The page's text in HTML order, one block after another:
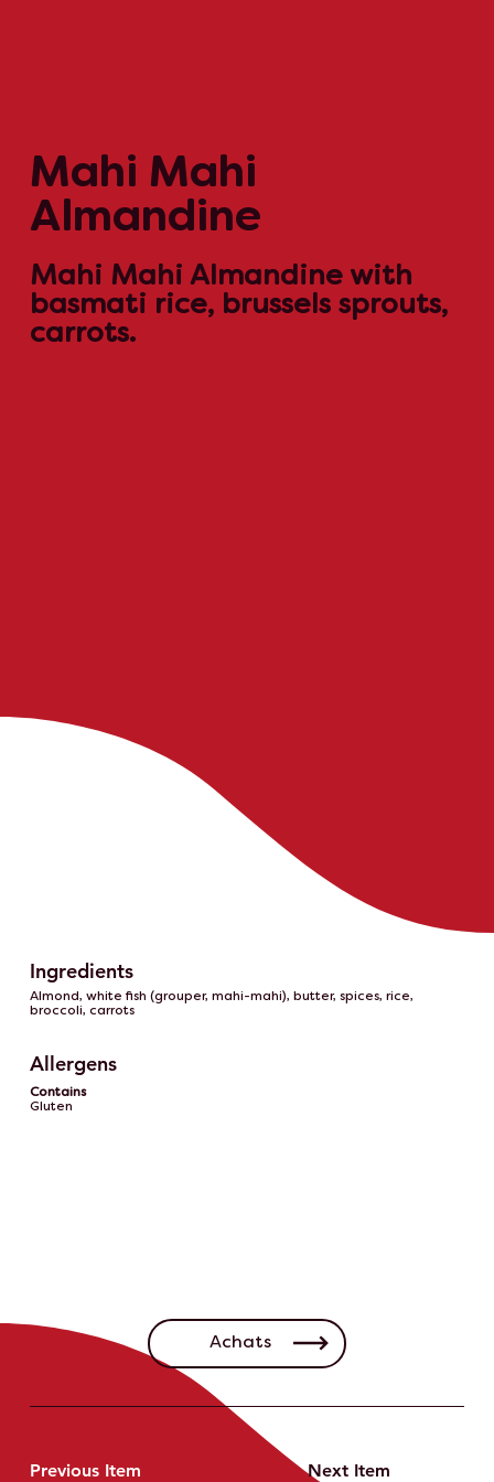
Mahi Mahi
Almandine
Mahi Mahi Almandine with
basmati rice, brussels sprouts,
carrots.
Previous Item Next Item
Ingredients
Almond, white fish (grouper, mahi-mahi), butter, spices, rice,
broccoli, carrots
Allergens
Contains
Gluten
Achats